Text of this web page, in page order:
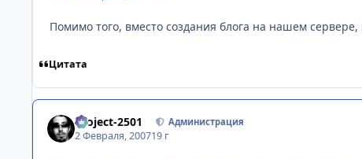
Помимо того, вместо создания блога на нашем
Цитата
Project-2501 Администрация
2 Февраля, 200719 г